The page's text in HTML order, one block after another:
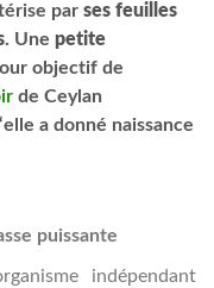
par ses feuilles
. Une petite
objectif de
de Ceylan
a donné naissance
puissante
indépendant